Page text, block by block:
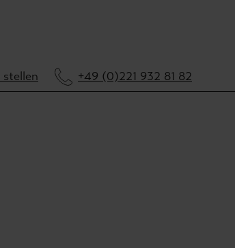
stellen +49 (0)221 932 81 82